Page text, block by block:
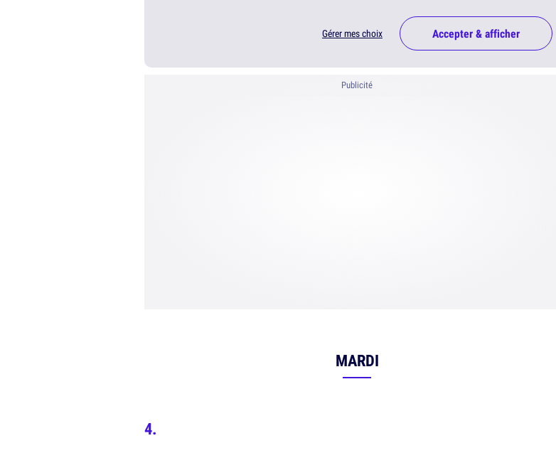
Gérer mes choix Accepter & afficher
Publicité
MARDI